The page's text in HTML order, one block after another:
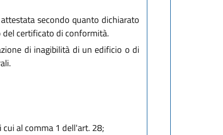
secondo quanto dichiarato
del certificato di conformità.
di inagibilità di un edificio o di
al comma 1 dell'art. 28;